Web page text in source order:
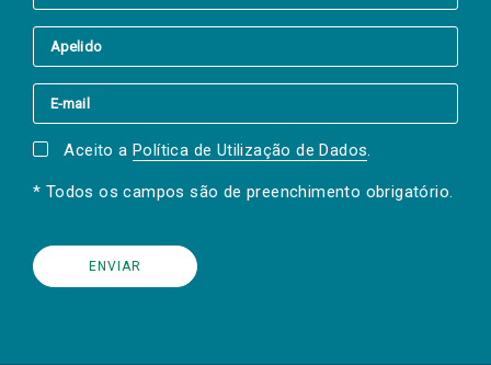
Aceito a Política de Utilização de Dados.
* Todos os campos são de preenchimento obrigatório.